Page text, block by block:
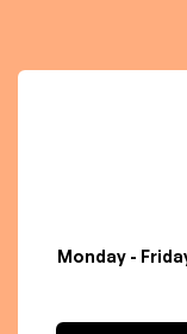
Monday -